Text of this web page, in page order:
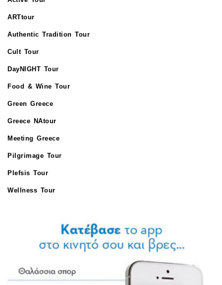
ARTtour
Authentic Tradition Tour
Cult Tour
DayNIGHT Tour
Food & Wine Tour
Green Greece
Greece NAtour
Meeting Greece
Pilgrimage Tour
Plefsis Tour
Wellness Tour